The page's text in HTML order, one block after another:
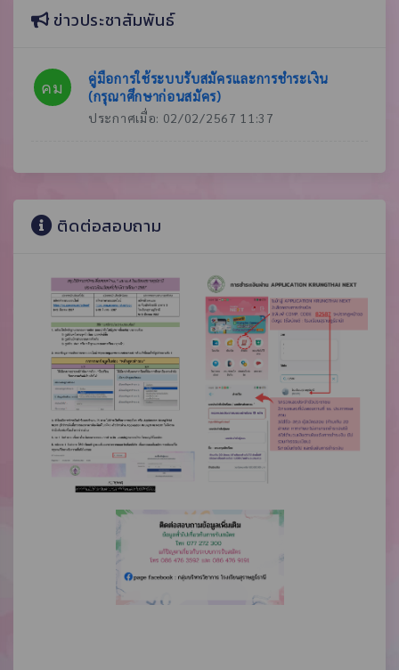
ข่าวประชาสัมพันธ์
คม
คู่มือการใช้ระบบรับสมัครและการชำระเงิน
(กรุณาศึกษาก่อนสมัคร)
ประกาศเมื่อ: 02/02/2567 11:37
ติดต่อสอบถาม